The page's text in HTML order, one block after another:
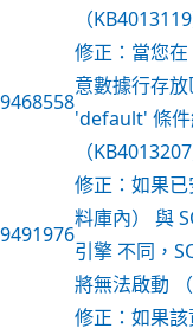
（KB4013119
9468558
修正：當您
意數據行存
'default' 條件
（KB4013207
9491976
修正：如果
料庫內） 與
引擎 不同，
將無法啟動
修正：如果